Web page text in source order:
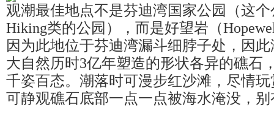
观潮最佳地点不是芬迪湾国家公园（这
Hiking类的公园），而是好望岩（
因为此地位于芬迪湾漏斗细脖子处，因
大自然历时3亿年塑造的形状各异的礁石
千姿百态。潮落时可漫步红沙滩，尽情
可静观礁石底部一点一点被海水淹没，